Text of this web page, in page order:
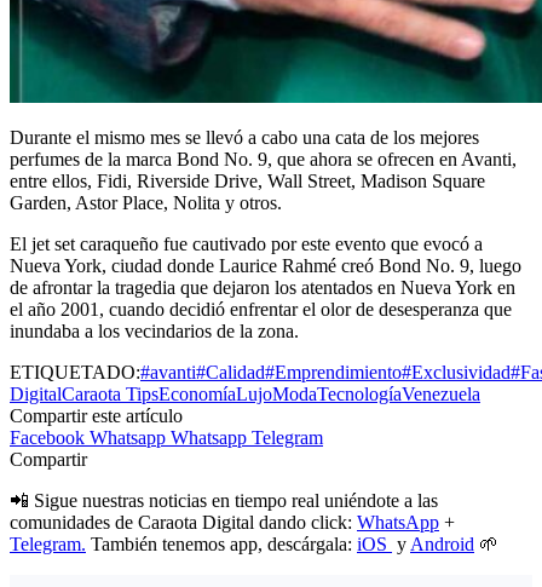
Durante el mismo mes se llevó a cabo una cata de los mejores
perfumes de la marca Bond No. 9, que ahora se ofrecen en Avanti,
entre ellos, Fidi, Riverside Drive, Wall Street, Madison Square
Garden, Astor Place, Nolita y otros.
El jet set caraqueño fue cautivado por este evento que evocó a
Nueva York, ciudad donde Laurice Rahmé creó Bond No. 9, luego
de afrontar la tragedia que dejaron los atentados en Nueva York en
el año 2001, cuando decidió enfrentar el olor de desesperanza que
inundaba a los vecindarios de la zona.
ETIQUETADO:#avanti#Calidad#Emprendimiento#Exclusividad
DigitalCaraota TipsEconomíaLujoModaTecnologíaVenezuela
Compartir este artículo
Facebook Whatsapp Whatsapp Telegram
Compartir
📲 Sigue nuestras noticias en tiempo real uniéndote a las
comunidades de Caraota Digital dando click: WhatsApp +
Telegram. También tenemos app, descárgala: iOS y Android 🌱